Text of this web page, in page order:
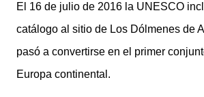
El 16 de julio de 2016 la UNESCO
catálogo al sitio de Los Dólmenes de
pasó a convertirse en el primer
Europa continental.